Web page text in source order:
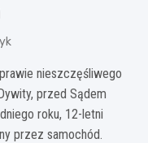
nieszczęśliwego
przed Sądem
roku, 12-letni
przez samochód.